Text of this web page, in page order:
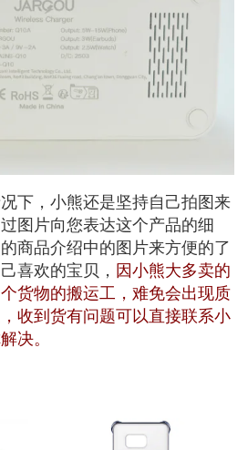
下，小熊还是坚持自己拍图来
图片向您表达这个产品的细
商品介绍中的图片来方便的了
喜欢的宝贝， 因小熊大多卖的
货物的搬运工，难免会出现质
收到货有问题可以直接联系小
决。